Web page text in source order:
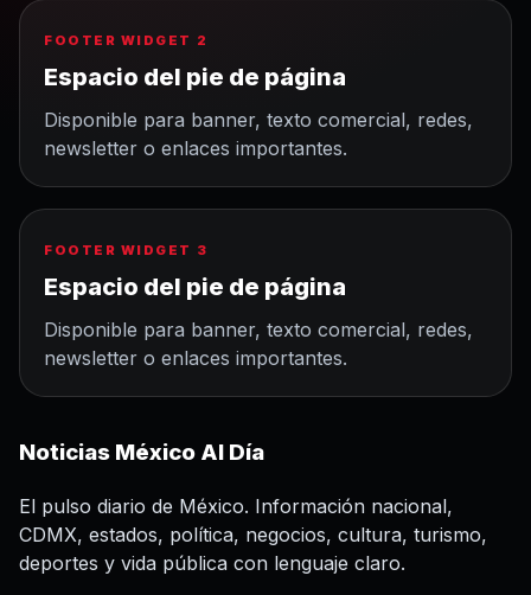
FOOTER WIDGET 2
Espacio del pie de página
Disponible para banner, texto comercial, redes,
newsletter o enlaces importantes.
FOOTER WIDGET 3
Espacio del pie de página
Disponible para banner, texto comercial, redes,
newsletter o enlaces importantes.
Noticias México Al Día
El pulso diario de México. Información nacional,
CDMX, estados, política, negocios, cultura, turismo,
deportes y vida pública con lenguaje claro.